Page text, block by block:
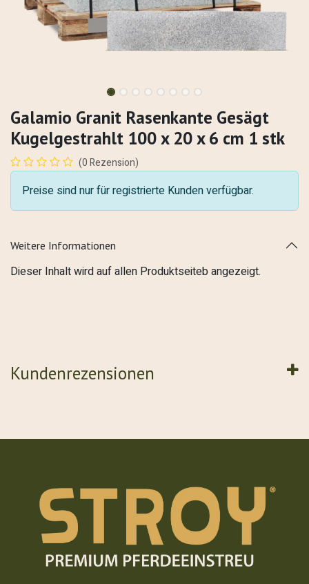
Galamio Granit Rasenkante Gesägt
Kugelgestrahlt 100 x 20 x 6 cm 1 stk
(0 Rezension)
Preise sind nur für registrierte Kunden verfügbar.
Weitere Informationen
Dieser Inhalt wird auf allen Produktseiteb angezeigt.
Kundenrezensionen